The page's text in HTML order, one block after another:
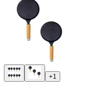
+1